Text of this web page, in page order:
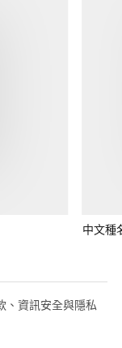
中文種
、資訊安全與隱私